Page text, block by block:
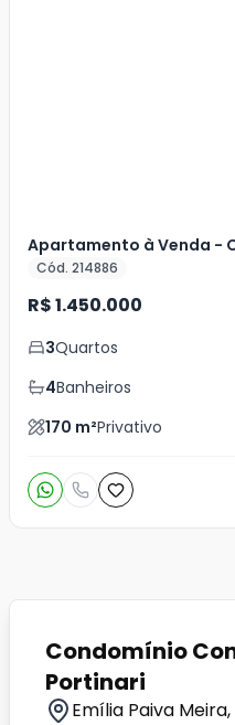
Apartamento à Venda -
Cód. 214886
R$ 1.450.000
3Quartos
4Banheiros
170 m²Privativo
Condomínio
Portinari
Emília Paiva